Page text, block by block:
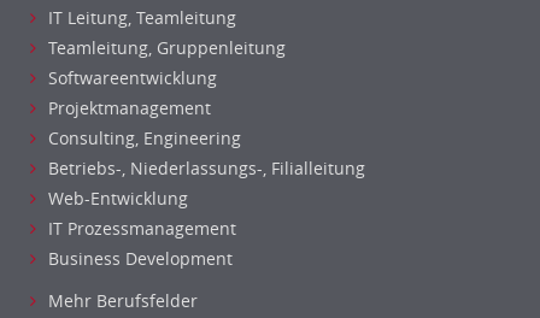
IT Leitung, Teamleitung
Teamleitung, Gruppenleitung
Softwareentwicklung
Projektmanagement
Consulting, Engineering
Betriebs-, Niederlassungs-, Filialleitung
Web-Entwicklung
IT Prozessmanagement
Business Development
Mehr Berufsfelder